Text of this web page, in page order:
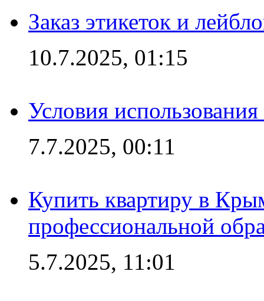
Заказ этикеток и
10.7.2025, 01:15
Условия
7.7.2025, 00:11
Купить квартиру в
профессиональной
5.7.2025, 11:01